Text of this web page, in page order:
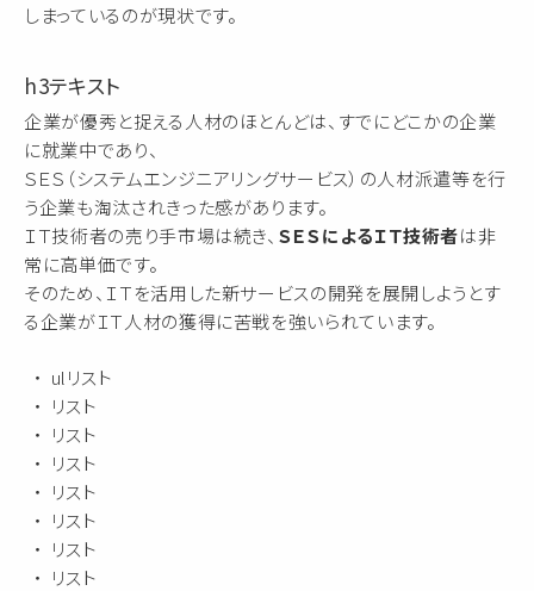
しまっているのが現状です。
h3テキスト
企業が優秀と捉える人材のほとんどは、すでにどこかの企業
に就業中であり、
ＳＥＳ（システムエンジニアリングサービス）の人材派遣等を行
う企業も淘汰されきった感があります。
ＩＴ技術者の売り手市場は続き、 ＳＥＳによるＩＴ技術者は非
常に高単価です。
そのため、ＩＴを活用した新サービスの開発を展開しようとす
る企業がＩＴ人材の獲得に苦戦を強いられています。
ulリスト
リスト
リスト
リスト
リスト
リスト
リスト
リスト